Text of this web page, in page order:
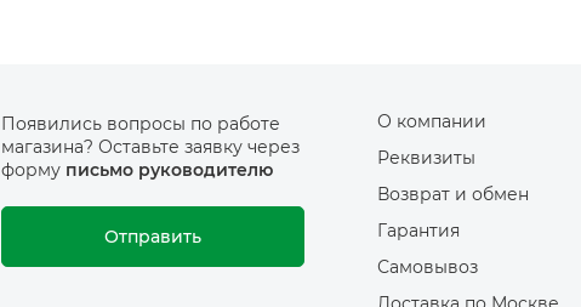
Появились вопросы по работе
магазина? Оставьте заявку через
форму письмо руководителю
Отправить
О компании
Реквизиты
Возврат и обмен
Гарантия
Самовывоз